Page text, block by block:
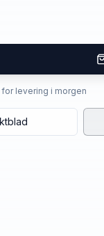
levering i morgen